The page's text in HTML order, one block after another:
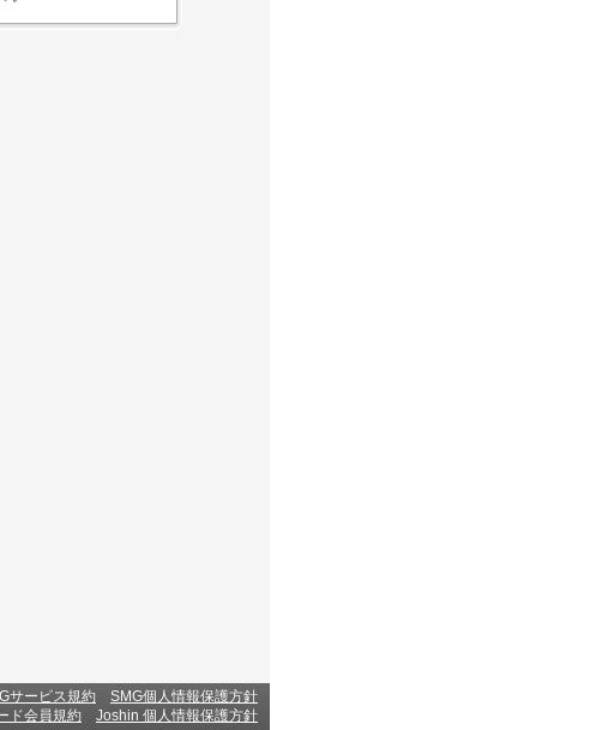
SMG個人情報保護方針
サービス規約
Joshin 個人情報保護方針
ド会員規約